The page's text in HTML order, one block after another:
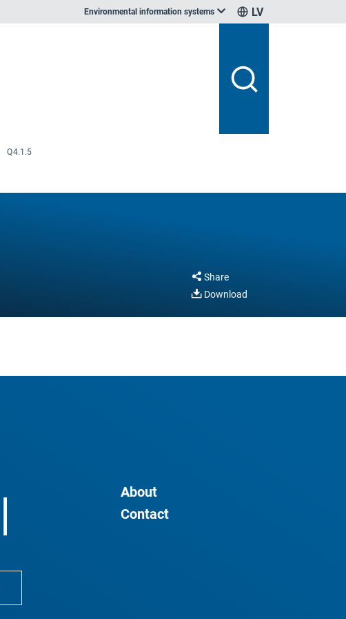
Environmental information systems LV
Q4.1.5
Share
Download
About
Contact